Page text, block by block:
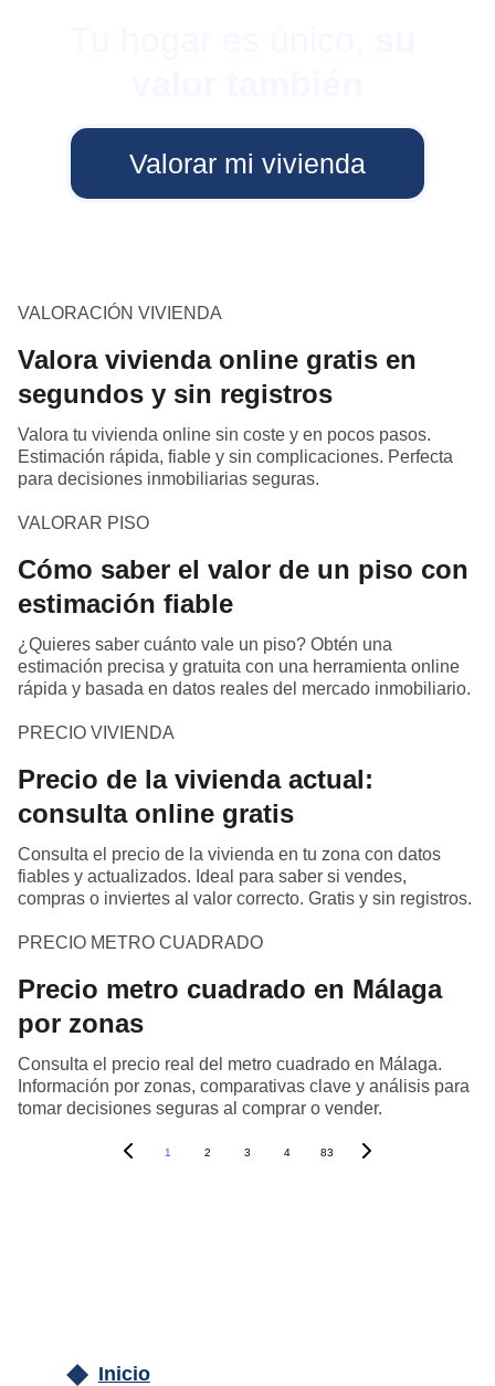
Valorar mi vivienda
VALORACIÓN VIVIENDA
Valora vivienda online gratis en
segundos y sin registros
Valora tu vivienda online sin coste y en pocos pasos.
Estimación rápida, fiable y sin complicaciones. Perfecta
para decisiones inmobiliarias seguras.
VALORAR PISO
Cómo saber el valor de un piso con
estimación fiable
¿Quieres saber cuánto vale un piso? Obtén una
estimación precisa y gratuita con una herramienta online
rápida y basada en datos reales del mercado inmobiliario.
PRECIO VIVIENDA
Precio de la vivienda actual:
consulta online gratis
Consulta el precio de la vivienda en tu zona con datos
fiables y actualizados. Ideal para saber si vendes,
compras o inviertes al valor correcto. Gratis y sin registros.
PRECIO METRO CUADRADO
Precio metro cuadrado en Málaga
por zonas
Consulta el precio real del metro cuadrado en Málaga.
Información por zonas, comparativas clave y análisis para
tomar decisiones seguras al comprar o vender.
1 2 3 4 83
Inicio